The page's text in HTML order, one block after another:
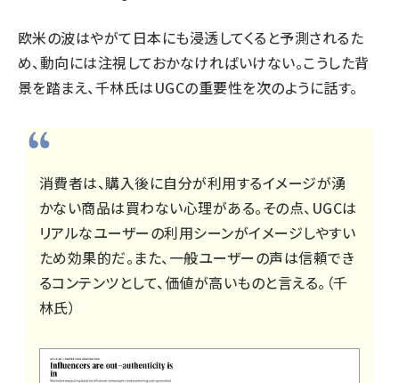
欧米の波はやがて日本にも浸透してくると予測されるた
め、動向には注視しておかなければいけない。こうした背
景を踏まえ、千林氏はUGCの重要性を次のように話す。
消費者は、購入後に自分が利用するイメージが湧
かない商品は買わない心理がある。その点、UGCは
リアルなユーザーの利用シーンがイメージしやすい
ため効果的だ。また、一般ユーザーの声は信頼でき
るコンテンツとして、価値が高いものと言える。（千
林氏）